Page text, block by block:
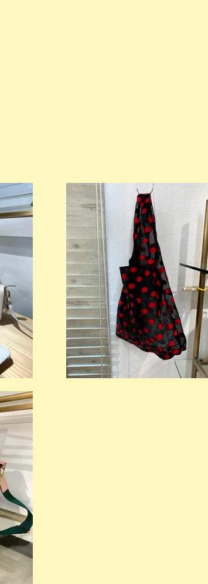
© 2023 著作権表示の例 -